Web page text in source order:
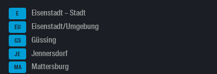
E Eisenstadt – Stadt
EU Eisenstadt/Umgebung
GS Güssing
JE Jennersdorf
MA Mattersburg